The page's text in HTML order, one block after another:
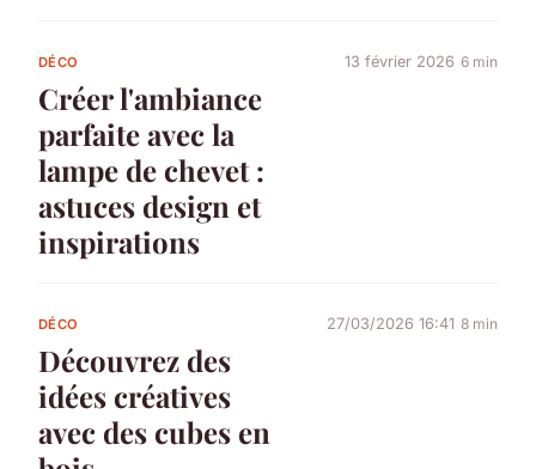
DÉCO
Créer l'ambiance
parfaite avec la
lampe de chevet :
astuces design et
inspirations
13 février 2026 6 min
DÉCO
Découvrez des
idées créatives
avec des cubes en
27/03/2026 16:41 8 min